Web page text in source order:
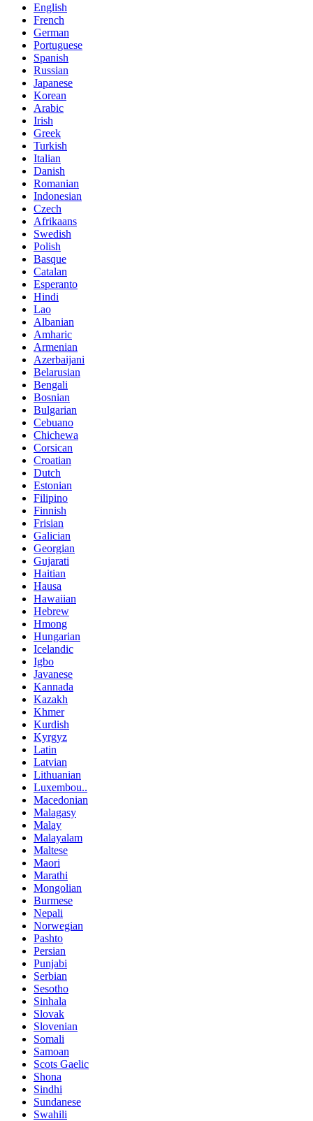
English
French
German
Portuguese
Spanish
Russian
Japanese
Korean
Arabic
Irish
Greek
Turkish
Italian
Danish
Romanian
Indonesian
Czech
Afrikaans
Swedish
Polish
Basque
Catalan
Esperanto
Hindi
Lao
Albanian
Amharic
Armenian
Azerbaijani
Belarusian
Bengali
Bosnian
Bulgarian
Cebuano
Chichewa
Corsican
Croatian
Dutch
Estonian
Filipino
Finnish
Frisian
Galician
Georgian
Gujarati
Haitian
Hausa
Hawaiian
Hebrew
Hmong
Hungarian
Icelandic
Igbo
Javanese
Kannada
Kazakh
Khmer
Kurdish
Kyrgyz
Latin
Latvian
Lithuanian
Luxembou..
Macedonian
Malagasy
Malay
Malayalam
Maltese
Maori
Marathi
Mongolian
Burmese
Nepali
Norwegian
Pashto
Persian
Punjabi
Serbian
Sesotho
Sinhala
Slovak
Slovenian
Somali
Samoan
Scots Gaelic
Shona
Sindhi
Sundanese
Swahili